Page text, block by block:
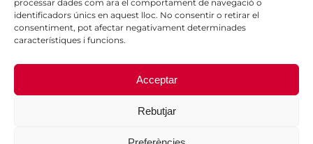
processar dades com ara el comportament de navegació o
identificadors únics en aquest lloc. No consentir o retirar el
consentiment, pot afectar negativament determinades
característiques i funcions.
Acceptar
Rebutjar
Termes i Condicions
Chat People in Red
Hola,
¿En que podemos ayudarte?